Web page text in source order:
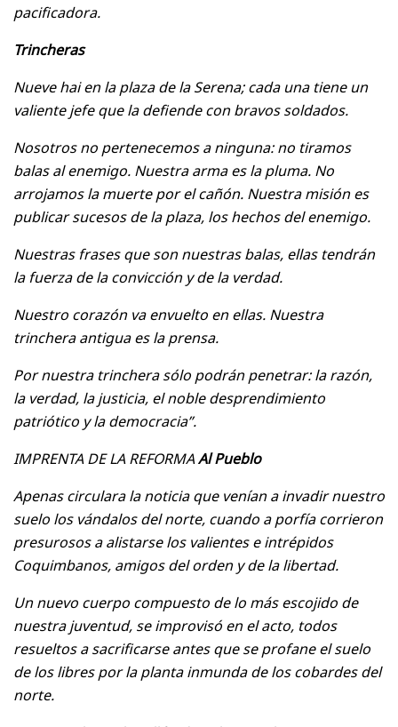
pacificadora.
Trincheras
Nueve hai en la plaza de la Serena; cada una tiene un
valiente jefe que la defiende con bravos soldados.
Nosotros no pertenecemos a ninguna: no tiramos
balas al enemigo. Nuestra arma es la pluma. No
arrojamos la muerte por el cañón. Nuestra misión es
publicar sucesos de la plaza, los hechos del enemigo.
Nuestras frases que son nuestras balas, ellas tendrán
la fuerza de la convicción y de la verdad.
Nuestro corazón va envuelto en ellas. Nuestra
trinchera antigua es la prensa.
Por nuestra trinchera sólo podrán penetrar: la razón,
la verdad, la justicia, el noble desprendimiento
patriótico y la democracia”.
IMPRENTA DE LA REFORMAAl Pueblo
Apenas circulara la noticia que venían a invadir nuestro
suelo los vándalos del norte, cuando a porfía corrieron
presurosos a alistarse los valientes e intrépidos
Coquimbanos, amigos del orden y de la libertad.
Un nuevo cuerpo compuesto de lo más escojido de
nuestra juventud, se improvisó en el acto, todos
resueltos a sacrificarse antes que se profane el suelo
de los libres por la planta inmunda de los cobardes del
norte.